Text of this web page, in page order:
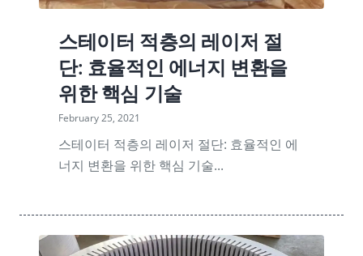
스테이터 적층의 레이저 절
단: 효율적인 에너지 변환을
위한 핵심 기술
February 25, 2021
스테이터 적층의 레이저 절단: 효율적인 에
너지 변환을 위한 핵심 기술...